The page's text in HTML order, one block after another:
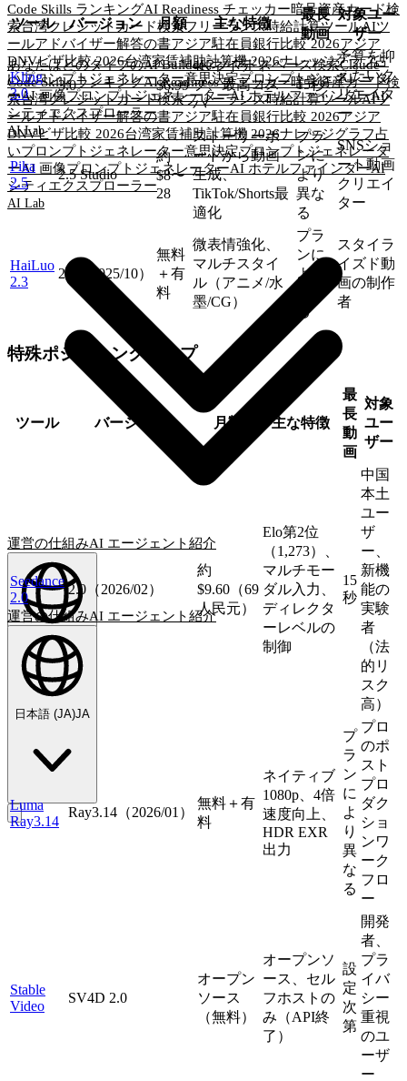
Code Skills ランキングAI Readiness チェッカー暗号資産カード検
索台湾クレジットカード検索フリーランス時給計算ツールAIツ
ールアドバイザー解答の書アジア駐在員銀行比較 2026アジア
DNVビザ比較 2026台湾家賃補助計算機 2026ナレッジグラフ占
いプロンプトジェネレーター意思決定プロンプトジェネレータ
ーAI 画像プロンプトジェネレーターAI ホテルファインダーAI
シティエクスプローラー
AI Lab
運営の仕組みAI エージェント紹介
日本語(JA)
あなたはどのタイプのAI Builder？ノマドスペース検索Claude
Code Skills ランキングAI Readiness チェッカー暗号資産カード検
索台湾クレジットカード検索フリーランス時給計算ツールAIツ
ールアドバイザー解答の書アジア駐在員銀行比較 2026アジア
DNVビザ比較 2026台湾家賃補助計算機 2026ナレッジグラフ占
いプロンプトジェネレーター意思決定プロンプトジェネレータ
ーAI 画像プロンプトジェネレーターAI ホテルファインダーAI
シティエクスプローラー
AI Lab
運営の仕組みAI エージェント紹介
日本語 (JA)JA
ツール バージョン 月額 主な特徴
最長
動画
対象ユー
ザー
Kling
3.0
3.0 $6.99
4Kネイティ
ブ、最高コス
パ
15秒
予算を抑
えたいク
リエイタ
ー
Pika
2.5
2.5 Studio
約
$8〜
28
ストーリーボ
ードから動画
生成、
TikTok/Shorts最
適化
プラ
ンに
より
異な
る
SNSショ
ート動画
クリエイ
ター
HaiLuo
2.3
2.3（2025/10）
無料
＋有
料
微表情強化、
マルチスタイ
ル（アニメ/水
墨/CG）
プラ
ンに
より
る
スタイラ
イズド動
画の制作
者
特殊ポジショングループ
ツール バージョン 月額 主な特徴
最
長
動
画
対象
ユー
ザー
Seedance
2.0
2.0（2026/02）
約
$9.60（69
人民元）
Elo第2位
（1,273）、
マルチモー
ダル入力、
ディレクタ
ーレベルの
制御
15
秒
中国
本土
ユー
ザ
ー、
新機
能の
実験
者
（法
的リ
スク
高）
Luma
Ray3.14
Ray3.14（2026/01）
無料＋有
料
ネイティブ
1080p、4倍
速度向上、
HDR EXR
出力
プ
ラ
ン
に
よ
り
異
な
る
プロ
のポ
スト
プロ
ダク
ショ
ンワ
ーク
フロ
ー
Stable
Video
SV4D 2.0
オープン
ソース
（無料）
オープンソ
ース、セル
フホストの
み（API終
了）
設
定
次
第
開発
者、
プラ
イバ
シー
重視
のユ
ーザ
ー